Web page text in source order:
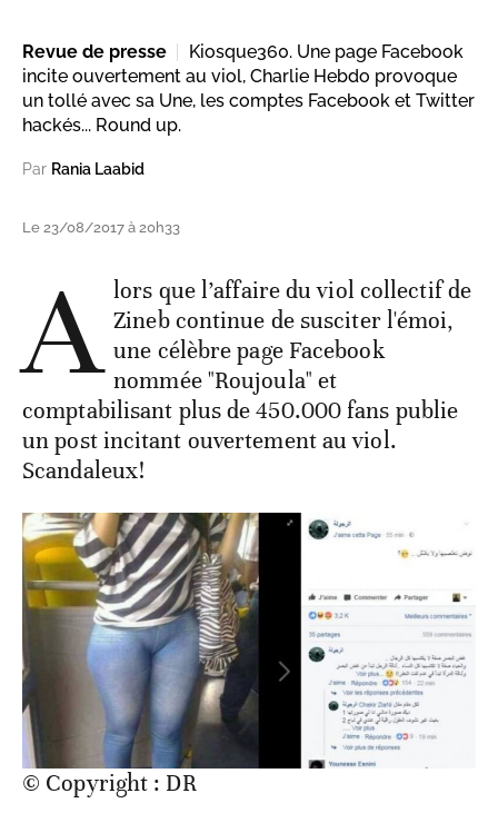
Revue de presse
Kiosque360. Une page Facebook
incite ouvertement au viol, Charlie Hebdo provoque
un tollé avec sa Une, les comptes Facebook et Twitter
hackés... Round up.
Par Rania Laabid
Le 23/08/2017 à 20h33
A lors que l’affaire du viol collectif de
Zineb continue de susciter l'émoi,
une célèbre page Facebook
nommée "Roujoula" et
comptabilisant plus de 450.000 fans publie
un post incitant ouvertement au viol.
Scandaleux!
© Copyright : DR